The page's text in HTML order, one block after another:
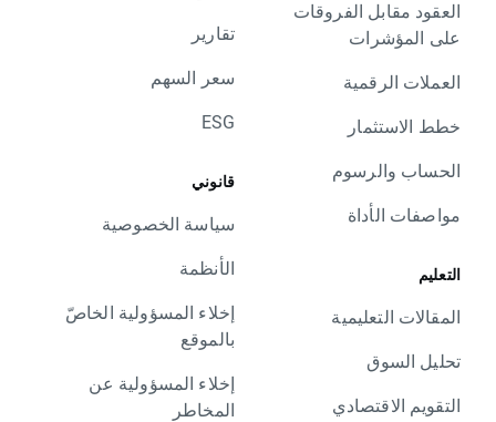
العقود مقابل الفروقات
على المؤشرات
العملات الرقمية
خطط الاستثمار
الحساب والرسوم
مواصفات الأداة
التعليم
المقالات التعليمية
تحليل السوق
التقويم الاقتصادي
تقارير
سعر السهم
ESG
قانوني
سياسة الخصوصية
الأنظمة
إخلاء المسؤولية الخاصّ
بالموقع
إخلاء المسؤولية عن
المخاطر